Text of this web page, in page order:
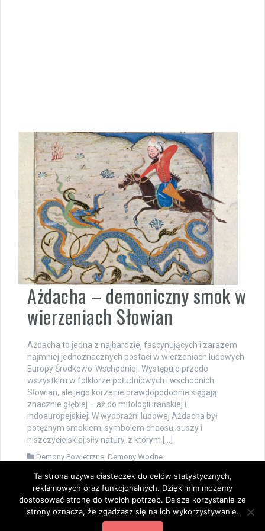
Ażdacha – demoniczny smok w
wierzeniach Słowian
Ażdacha to jedna z najbardziej fascynujących i zarazem
najmniej jednoznacznych postaci w wierzeniach ludowych
Europy Środkowo-Wschodniej. Występuje przede
wszystkim w folklorze południowych i wschodnich
Słowian, ale jego korzenie prawdopodobnie sięgają
znacznie głębiej – aż do mitologii irańskiej i
indoeuropejskiej. W wyobraźni ludowej Ażdacha był
potężnym smokiem, symbolem chaosu, suszy i
niszczycielskiej siły natury, z którym […]
Demony Powietrzne, Demony Wodne
Dumnie wspierane przez WordPressa |Szablon:FlyMagby
Themeisle.
Ta strona używa ciasteczek do celów statystycznych,
reklamowych oraz funkcjonalnych. Dzięki nim możemy
dostosować stronę do twoich potrzeb. Dalsze korzystanie ze
strony oznacza, że zgadzasz się na ich wykorzystywanie.